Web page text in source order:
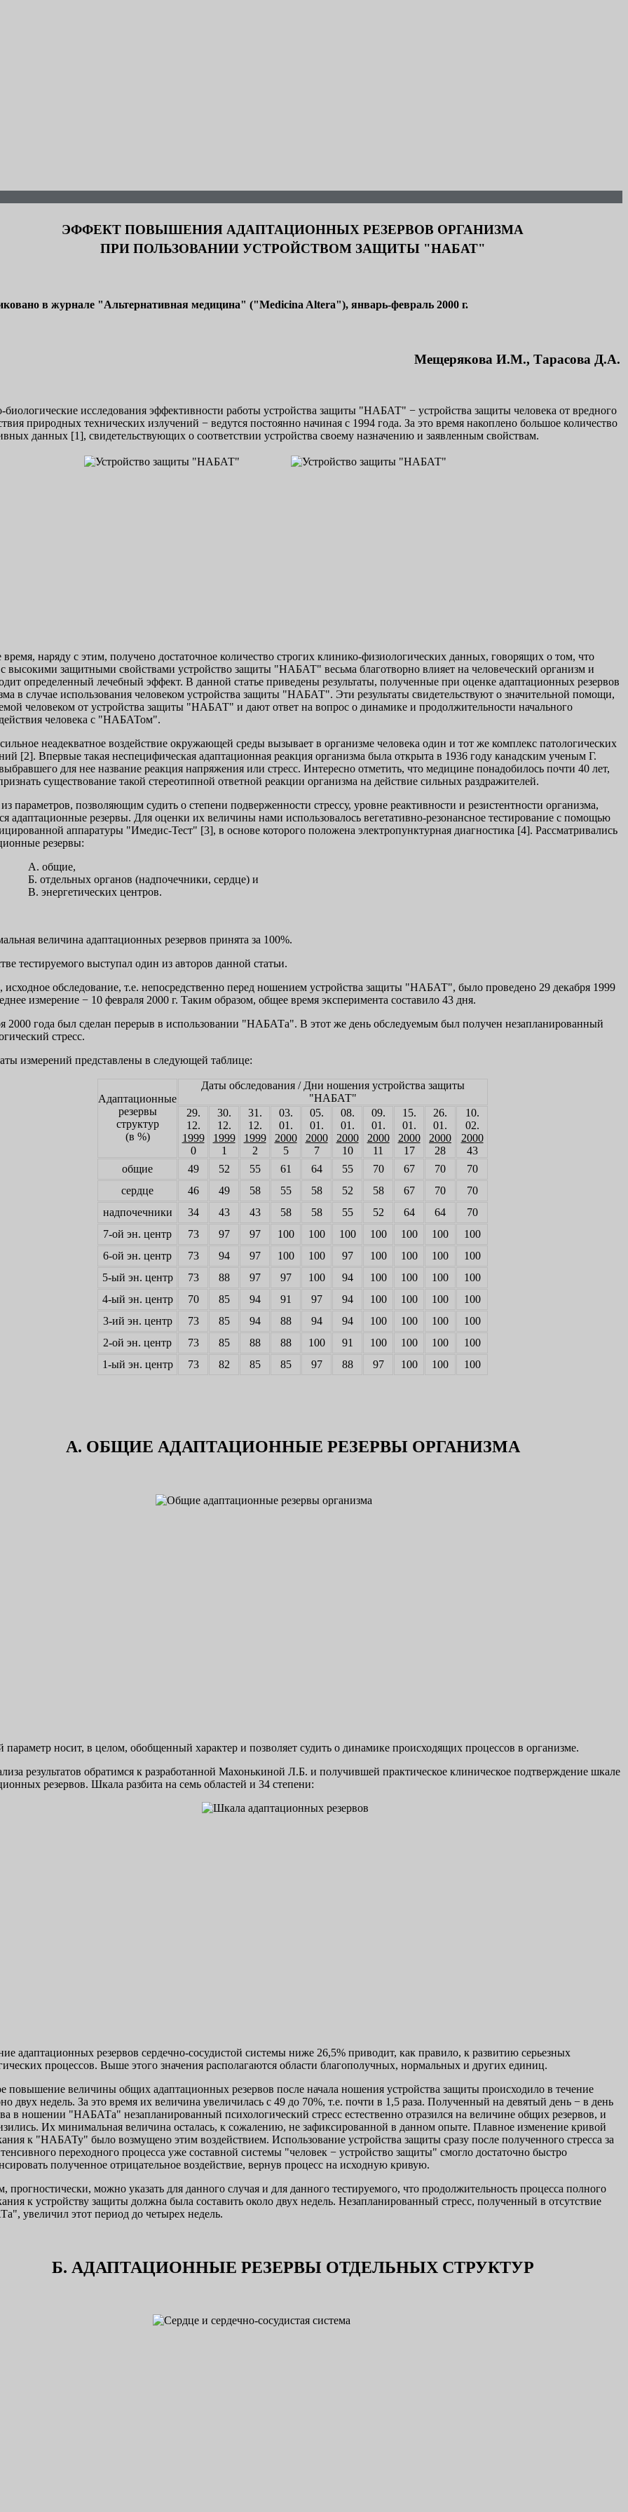
ЭФФЕКТ ПОВЫШЕНИЯ АДАПТАЦИОННЫХ РЕЗЕРВОВ ОРГАНИЗМА
ПРИ ПОЛЬЗОВАНИИ УСТРОЙСТВОМ ЗАЩИТЫ "НАБАТ"
в журнале "Альтернативная медицина" ("Medicina Altera"), январь-февраль 2000 г.
Мещерякова И.М., Тарасова Д.А.
биологические исследования эффективности работы устройства защиты "НАБАТ" − устройства защиты человека от вредного
природных технических излучений − ведутся постоянно начиная с 1994 года. За это время накоплено большое количество
данных [1], свидетельствующих о соответствии устройства своему назначению и заявленным свойствам.
наряду с этим, получено достаточное количество строгих клинико-физиологических данных, говорящих о том, что
высокими защитными свойствами устройство защиты "НАБАТ" весьма благотворно влияет на человеческий организм и
определенный лечебный эффект. В данной статье приведены результаты, полученные при оценке адаптационных резервов
в случае использования человеком устройства защиты "НАБАТ". Эти результаты свидетельствуют о значительной помощи,
человеком от устройства защиты "НАБАТ" и дают ответ на вопрос о динамике и продолжительности начального
человека с "НАБАТом".
неадекватное воздействие окружающей среды вызывает в организме человека один и тот же комплекс патологических
[2]. Впервые такая неспецифическая адаптационная реакция организма была открыта в 1936 году канадским ученым Г.
для нее название реакция напряжения или стресс. Интересно отметить, что медицине понадобилось почти 40 лет,
существование такой стереотипной ответной реакции организма на действие сильных раздражителей.
параметров, позволяющим судить о степени подверженности стрессу, уровне реактивности и резистентности организма,
адаптационные резервы. Для оценки их величины нами использовалось вегетативно-резонансное тестирование с помощью
аппаратуры "Имедис-Тест" [3], в основе которого положена электропунктурная диагностика [4]. Рассматривались
резервы:
А. общие,
Б. отдельных органов (надпочечники, сердце) и
В. энергетических центров.
величина адаптационных резервов принята за 100%.
тестируемого выступал один из авторов данной статьи.
исходное обследование, т.е. непосредственно перед ношением устройства защиты "НАБАТ", было проведено 29 декабря 1999
измерение − 10 февраля 2000 г. Таким образом, общее время эксперимента составило 43 дня.
2000 года был сделан перерыв в использовании "НАБАТа". В этот же день обследуемым был получен незапланированный
стресс.
измерений представлены в следующей таблице:
Адаптационные
резервы
структур
(в %)
Даты обследования / Дни ношения устройства защиты
"НАБАТ"
29.
12.
1999
0
30.
12.
1999
1
31.
12.
1999
2
03.
01.
2000
5
05.
01.
2000
7
08.
01.
2000
10
09.
01.
2000
11
15.
01.
2000
17
26.
01.
2000
28
10.
02.
2000
43
общие
49 52 55 61 64 55 70 67 70
70
сердце
46 49 58 55 58 52 58 67 70
70
надпочечники
34 43 43 58 58 55 52 64 64
70
7-ой эн. центр
73 97 97 100 100 100 100 100 100
100
6-ой эн. центр
73 94 97 100 100 97 100 100 100
100
5-ый эн. центр
73 88 97 97 100 94 100 100 100
100
4-ый эн. центр
70 85 94 91 97 94 100 100 100
100
3-ий эн. центр
73 85 94 88 94 94 100 100 100
100
2-ой эн. центр
73 85 88 88 100 91 100 100 100
100
1-ый эн. центр
73 82 85 85 97 88 97 100 100 100
А. ОБЩИЕ АДАПТАЦИОННЫЕ РЕЗЕРВЫ ОРГАНИЗМА
носит, в целом, обобщенный характер и позволяет судить о динамике происходящих процессов в организме.
результатов обратимся к разработанной Махонькиной Л.Б. и получившей практическое клиническое подтверждение шкале
резервов. Шкала разбита на семь областей и 34 степени:
адаптационных резервов сердечно-сосудистой системы ниже 26,5% приводит, как правило, к развитию серьезных
процессов. Выше этого значения располагаются области благополучных, нормальных и других единиц.
повышение величины общих адаптационных резервов после начала ношения устройства защиты происходило в течение
двух недель. За это время их величина увеличилась с 49 до 70%, т.е. почти в 1,5 раза. Полученный на девятый день − в день
в ношении "НАБАТа" незапланированный психологический стресс естественно отразился на величине общих резервов, и
Их минимальная величина осталась, к сожалению, не зафиксированной в данном опыте. Плавное изменение кривой
к "НАБАТу" было возмущено этим воздействием. Использование устройства защиты сразу после полученного стресса за
переходного процесса уже составной системы "человек − устройство защиты" смогло достаточно быстро
полученное отрицательное воздействие, вернув процесс на исходную кривую.
прогностически, можно указать для данного случая и для данного тестируемого, что продолжительность процесса полного
к устройству защиты должна была составить около двух недель. Незапланированный стресс, полученный в отсутствие
увеличил этот период до четырех недель.
Б. АДАПТАЦИОННЫЕ РЕЗЕРВЫ ОТДЕЛЬНЫХ СТРУКТУР